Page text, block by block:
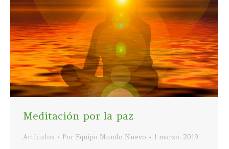
Meditación por la paz
Artículos Por Equipo Mundo Nuevo 1 marzo, 2019